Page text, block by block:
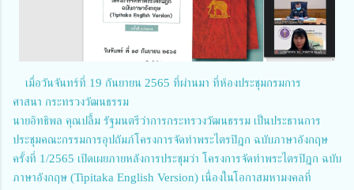
เมื่อวันจันทร์ที่ 19 กันยายน 2565 ที่ผ่านมา ที่ห้องประชุมกรมการ
ศาสนา กระทรวงวัฒนธรรม
นายอิทธิพล คุณปลื้ม รัฐมนตรีว่าการกระทรวงวัฒนธรรม เป็นประธานการ
ประชุมคณะกรรมการอุปถัมภ์โครงการจัดทำพระไตรปิฎก ฉบับภาษาอังกฤษ
ครั้งที่ 1/2565 เปิดเผยภายหลังการประชุมว่า โครงการจัดทำพระไตรปิฎก ฉบับ
ภาษาอังกฤษ (Tipitaka English Version) เนื่องในโอกาสมหามงคลที่